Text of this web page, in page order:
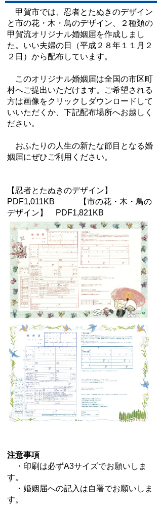
甲賀市では、忍者とたぬきのデザイン
と市の花・木・鳥のデザイン、２種類の
甲賀流オリジナル婚姻届を作成しまし
た。いい夫婦の日（平成２８年１１月２
２日）から配布しています。
このオリジナル婚姻届は全国の市区町
村へご提出いただけます。ご希望される
方は画像をクリックしダウンロードして
いいただくか、下記配布場所へお越しく
ださい。
おふたりの人生の新たな節目となる婚
姻届にぜひご利用ください。
【忍者とたぬきのデザイン】
PDF1,011KB 【市の花・木・鳥の
デザイン】 PDF1,821KB
注意事項
・印刷は必ずA3サイズでお願いしま
す。
・婚姻届への記入は自署でお願いしま
す。